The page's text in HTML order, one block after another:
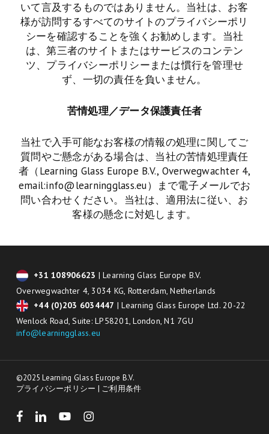
いて言及するものではありません。当社は、お客
様が訪問するすべてのサイトのプライバシーポリ
シーを確認することを強くお勧めします。当社
は、第三者のサイトまたはサービスのコンテン
ツ、プライバシーポリシーまたは慣行を管理せ
ず、一切の責任を負いません。
苦情処理／データ保護責任者
当社で入手可能なお客様の情報の処理に関してご
質問やご懸念がある場合は、当社の苦情処理責任
者（Learning Glass Europe B.V., Overwegwachter 4,
email:info@learningglass.eu）まで電子メールでお
問い合わせください。当社は、適用法に従い、お
客様の懸念に対処します。
+31 108906623 | Learning Glass Europe B.V.
Overwegwachter 4, 3034 KG, Rotterdam, Netherlands
+44 (0)203 6034447 | Learning Glass Europe Ltd. 20-22
Wenlock Road, Suite: LP58201, London, N1 7GU
info@learningglass.eu
©2025 Learning Glass Europe B.V.
プライバシーポリシー | ご利用条件
facebooklinkedinyoutubeinstagram